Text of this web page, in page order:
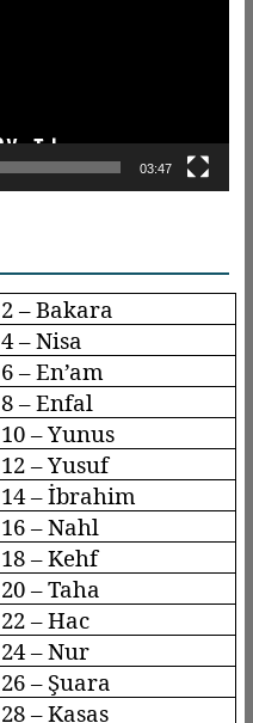
03:47
2 – Bakara
4 – Nisa
6 –En’am
8 –Enfal
10 – Yunus
12 – Yusuf
14 – İbrahim
16 –Nahl
18 –Kehf
20 – Taha
22 – Hac
24 – Nur
26 – Şuara
28 –Kasas